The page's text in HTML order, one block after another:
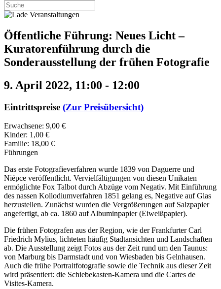
Öffentliche Führung: Neues Licht –
Kuratorenführung durch die
Sonderausstellung der frühen Fotografie
9. April 2022, 11:00 - 12:00
Eintrittspreise (Zur Preisübersicht)
Erwachsene: 9,00 €
Kinder: 1,00 €
Familie: 18,00 €
Führungen
Das erste Fotografieverfahren wurde 1839 von Daguerre und
Niépce veröffentlicht. Vervielfältigungen von diesen Unikaten
ermöglichte Fox Talbot durch Abzüge vom Negativ. Mit Einführung
des nassen Kollodiumverfahren 1851 gelang es, Negative auf Glas
herzustellen. Zunächst wurden die Vergrößerungen auf Salzpapier
angefertigt, ab ca. 1860 auf Albuminpapier (Eiweißpapier).
Die frühen Fotografen aus der Region, wie der Frankfurter Carl
Friedrich Mylius, lichteten häufig Stadtansichten und Landschaften
ab. Die Ausstellung zeigt Fotos aus der Zeit rund um den Taunus:
von Marburg bis Darmstadt und von Wiesbaden bis Gelnhausen.
Auch die frühe Portraitfotografie sowie die Technik aus dieser Zeit
wird präsentiert: die Schiebekasten-Kamera und die Cartes de
Visites-Kamera.